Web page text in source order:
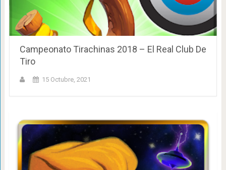
Campeonato Tirachinas 2018 – El Real Club De
Tiro
15 Octubre, 2021